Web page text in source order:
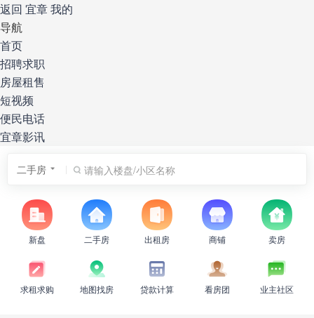
返回 宜章我的
导航
首页
招聘求职
房屋租售
短视频
便民电话
宜章影讯
二手房
新盘 二手房 出租房 商铺 卖房
求租求购 地图找房 贷款计算 看房团 业主社区
公摊面积怎么算？买房不能不知道的事情
买新房买二手房 选好地段永远重要